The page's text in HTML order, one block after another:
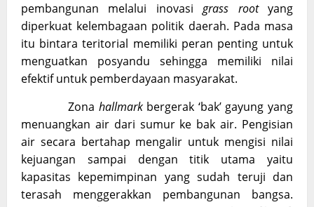
pembangunan melalui inovasigrass rootyang
diperkuat kelembagaan politik daerah. Pada masa
itu bintara teritorial memiliki peran penting untuk
menguatkan posyandu sehingga memiliki nilai
efektif untuk pemberdayaan masyarakat.
Zona hallmark bergerak ‘bak’ gayung yang
menuangkan air dari sumur ke bak air. Pengisian
air secara bertahap mengalir untuk mengisi nilai
kejuangan sampai dengan titik utama yaitu
kapasitas kepemimpinan yang sudah teruji dan
terasah menggerakkan pembangunan bangsa.